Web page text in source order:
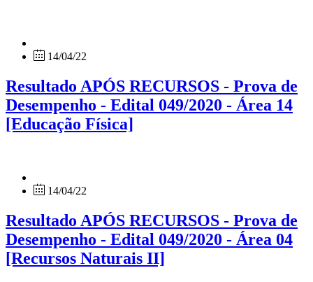
14/04/22
Resultado APÓS RECURSOS - Prova de
Desempenho - Edital 049/2020 - Área 14
[Educação Física]
14/04/22
Resultado APÓS RECURSOS - Prova de
Desempenho - Edital 049/2020 - Área 04
[Recursos Naturais II]